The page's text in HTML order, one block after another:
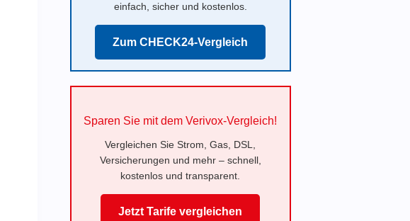
einfach, sicher und kostenlos.
Zum CHECK24-Vergleich
Sparen Sie mit dem Verivox-Vergleich!
Vergleichen Sie Strom, Gas, DSL,
Versicherungen und mehr – schnell,
kostenlos und transparent.
Jetzt Tarife vergleichen